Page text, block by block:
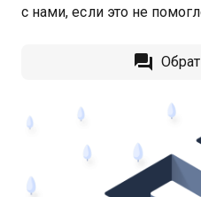
с нами, если это не